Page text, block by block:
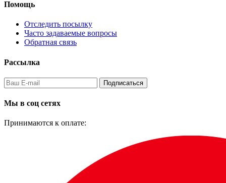
Помощь
Отследить посылку
Часто задаваемые вопросы
Обратная связь
Рассылка
Подписаться
Мы в соц сетях
Принимаются к оплате: